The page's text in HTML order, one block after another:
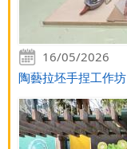
16/05/2026
陶藝拉坯手捏工作坊